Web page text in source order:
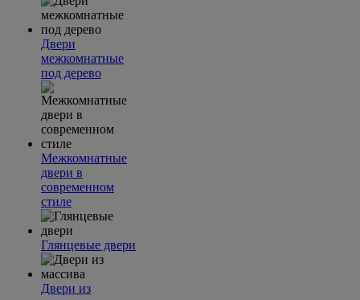
Двери
межкомнатные
под дерево
Межкомнатные
двери в
современном
стиле
Глянцевые двери
Двери из